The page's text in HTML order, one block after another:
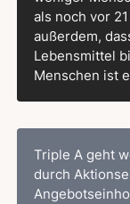
als noch vor
außerdem,
Lebensmittel
Menschen ist
Triple A geht
durch